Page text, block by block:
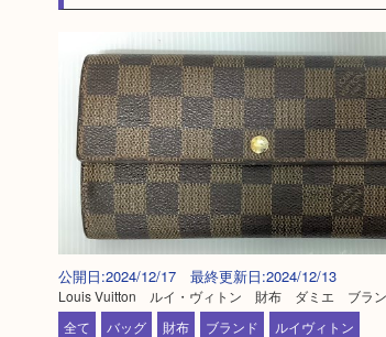
公開日:2024/12/17 最終更新日:2024/12/13
Louis Vuitton ルイ・ヴィトン 財布 ダミエ ブラ
全て
バッグ 財布 ブランド ルイヴィトン